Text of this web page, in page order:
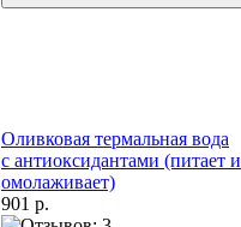
Оливковая термальная вода
с антиоксидантами (питает и
омолаживает)
901 р.